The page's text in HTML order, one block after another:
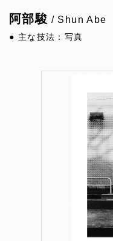
阿部駿 / Shun Abe
● 主な技法：写真